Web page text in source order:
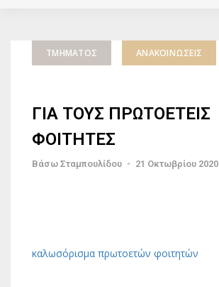
ΤΜΉΜΑΤΟΣ ΑΝΑΚΟΙΝΏΣΕΙΣ
ΓΙΑ ΤΟΥΣ ΠΡΩΤΟΕΤΕΙΣ
ΦΟΙΤΗΤΕΣ
Βάσω Σταμπουλίδου - 21 Οκτωβρίου 2020
καλωσόρισμα πρωτοετών φοιτητών